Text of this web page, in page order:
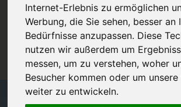
Internet-Erlebnis zu ermöglichen
Werbung, die Sie sehen, besser an
Bedürfnisse anzupassen. Diese
nutzen wir außerdem um
messen, um zu verstehen, woher
Besucher kommen oder um unsere
weiter zu entwickeln.
Das von Ihnen gesuchte Produkt ist
nicht verfügbar.